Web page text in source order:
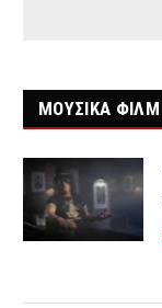
ΜΟΥΣΙΚΑ ΦΙΛΜ